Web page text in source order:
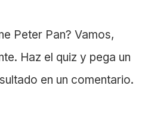
Peter Pan? Vamos,
Haz el quiz y pega un
en un comentario.